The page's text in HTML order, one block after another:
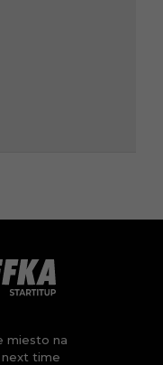
miesto na
time